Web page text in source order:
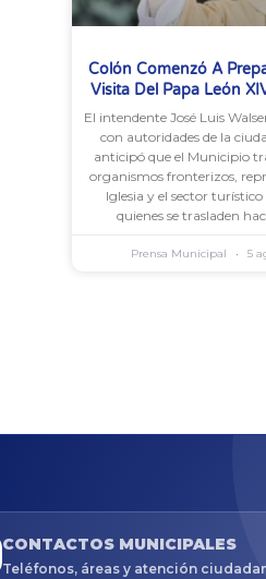
Colón Comenzó A
Visita Del Papa León
El intendente José Luis
con autoridades de la
anticipó que el Municipio
organismos fronterizos,
Iglesia y el sector
quienes se trasladen
Prensa Municipal 5
CONTACTOS MUNICIPALES
Teléfonos, áreas y atención